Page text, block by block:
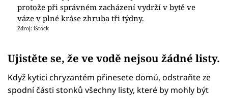
protože při správném zacházení vydrží v bytě ve
váze v plné kráse zhruba tři týdny.
Zdroj: iStock
Ujistěte se, že ve vodě nejsou žádné listy.
Když kytici chryzantém přinesete domů, odstraňte ze
spodní části stonků všechny listy, které by mohly být